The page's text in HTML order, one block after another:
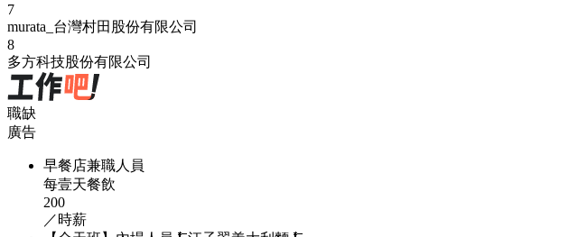
7
murata_台灣村田股份有限公司
8
多方科技股份有限公司
職缺
廣告
早餐店兼職人員
每壹天餐飲
200
／時薪